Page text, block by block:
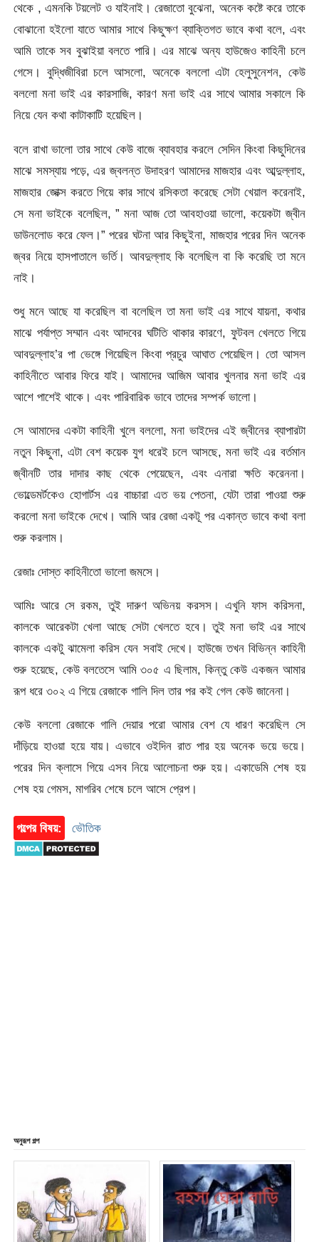
থেকে , এমনকি টয়লেট ও যাইনাই। রেজাতো বুঝেনা, অনেক কষ্টে করে তাকে
বোঝানো হইলো যাতে আমার সাথে কিছুক্ষণ ব্যাক্তিগত ভাবে কথা বলে, এবং
আমি তাকে সব বুঝাইয়া বলতে পারি। এর মাঝে অন্য হাউজেও কাহিনী চলে
গেসে। বুদ্ধিজীবিরা চলে আসলো, অনেকে বললো এটা হেলুসুনেশন, কেউ
বললো মনা ভাই এর কারসাজি, কারণ মনা ভাই এর সাথে আমার সকালে কি
নিয়ে যেন কথা কাটাকাটি হয়েছিল।
বলে রাখা ভালো তার সাথে কেউ বাজে ব্যাবহার করলে সেদিন কিংবা কিছুদিনের
মাঝে সমস্যায় পড়ে, এর জ্বলন্ত উদাহরণ আমাদের মাজহার এবং আব্দুল্লাহ,
মাজহার জোক্স করতে গিয়ে কার সাথে রসিকতা করেছে সেটা খেয়াল করেনাই,
সে মনা ভাইকে বলেছিল, ” মনা আজ তো আবহাওয়া ভালো, কয়েকটা জ্বীন
ডাউনলোড করে ফেল।” পরের ঘটনা আর কিছুইনা, মাজহার পরের দিন অনেক
জ্বর নিয়ে হাসপাতালে ভর্তি। আবদুল্লাহ কি বলেছিল বা কি করেছি তা মনে
নাই।
শুধু মনে আছে যা করেছিল বা বলেছিল তা মনা ভাই এর সাথে যায়না, কথার
মাঝে পর্যাপ্ত সম্মান এবং আদবের ঘটিতি থাকার কারণে, ফুটবল খেলতে গিয়ে
আবদুল্লাহ’র পা ভেঙ্গে গিয়েছিল কিংবা প্রচুর আঘাত পেয়েছিল। তো আসল
কাহিনীতে আবার ফিরে যাই। আমাদের আজিম আবার খুলনার মনা ভাই এর
আশে পাশেই থাকে। এবং পারিবারিক ভাবে তাদের সম্পর্ক ভালো।
সে আমাদের একটা কাহিনী খুলে বললো, মনা ভাইদের এই জ্বীনের ব্যাপারটা
নতুন কিছুনা, এটা বেশ কয়েক যুগ ধরেই চলে আসছে, মনা ভাই এর বর্তমান
জ্বীনটি তার দাদার কাছ থেকে পেয়েছেন, এবং এনারা ক্ষতি করেননা।
ভোল্ডেমর্টকেও হোগার্টস এর বাচ্চারা এত ভয় পেতনা, যেটা তারা পাওয়া শুরু
করলো মনা ভাইকে দেখে। আমি আর রেজা একটূ পর একান্ত ভাবে কথা বলা
শুরু করলাম।
রেজাঃ দোস্ত কাহিনীতো ভালো জমসে।
আমিঃ আরে সে রকম, তুই দারুণ অভিনয় করসস। এখুনি ফাস করিসনা,
কালকে আরেকটা খেলা আছে সেটা খেলতে হবে। তুই মনা ভাই এর সাথে
কালকে একটু ঝামেলা করিস যেন সবাই দেখে। হাউজে তখন বিভিন্ন কাহিনী
শুরু হয়েছে, কেউ বলতেসে আমি ৩০৫ এ ছিলাম, কিন্তু কেউ একজন আমার
রূপ ধরে ৩০২ এ গিয়ে রেজাকে গালি দিল তার পর কই গেল কেউ জানেনা।
কেউ বললো রেজাকে গালি দেয়ার পরো আমার বেশ যে ধারণ করেছিল সে
দাঁড়িয়ে হাওয়া হয়ে যায়। এভাবে ওইদিন রাত পার হয় অনেক ভয়ে ভয়ে।
পরের দিন ক্লাসে গিয়ে এসব নিয়ে আলোচনা শুরু হয়। একাডেমি শেষ হয়
শেষ হয় গেমস, মাগরিব শেষে চলে আসে প্রেপ।
গল্পের বিষয়: ভৌতিক
অনুরূপ গল্প